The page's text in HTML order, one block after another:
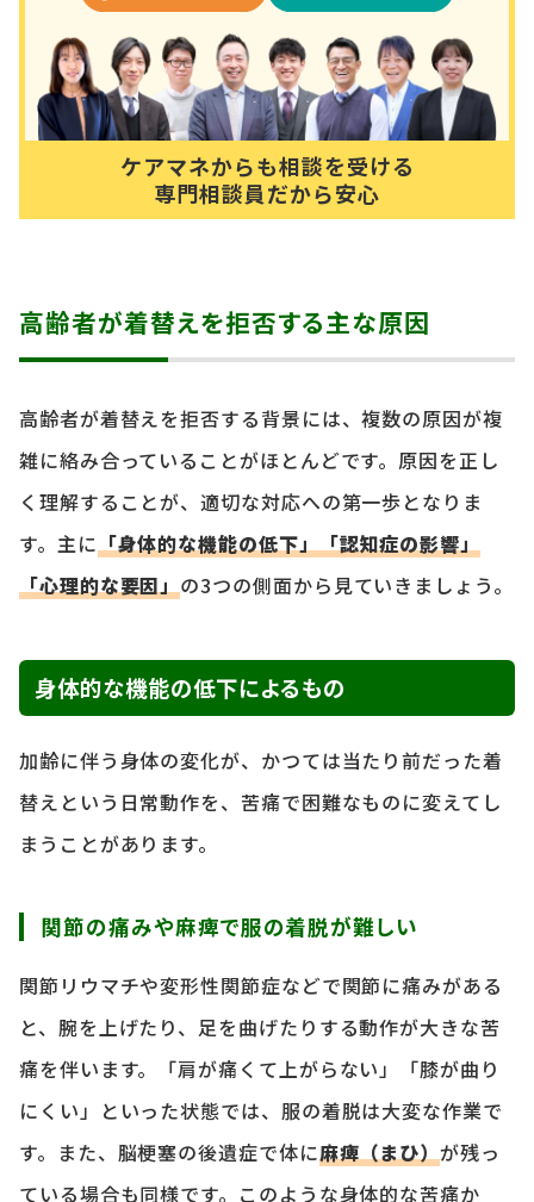
ケアマネからも相談を受ける
専門相談員だから安心
高齢者が着替えを拒否する主な原因
高齢者が着替えを拒否する背景には、複数の原因が複
雑に絡み合っていることがほとんどです。原因を正し
く理解することが、適切な対応への第一歩となりま
す。主に「身体的な機能の低下」「認知症の影響」
「心理的な要因」の3つの側面から見ていきましょう。
身体的な機能の低下によるもの
加齢に伴う身体の変化が、かつては当たり前だった着
替えという日常動作を、苦痛で困難なものに変えてし
まうことがあります。
関節の痛みや麻痺で服の着脱が難しい
関節リウマチや変形性関節症などで関節に痛みがある
と、腕を上げたり、足を曲げたりする動作が大きな苦
痛を伴います。「肩が痛くて上がらない」「膝が曲り
にくい」といった状態では、服の着脱は大変な作業で
す。また、脳梗塞の後遺症で体に麻痺（まひ）が残っ
ている場合も同様です。このような身体的な苦痛か